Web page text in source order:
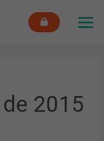
2015